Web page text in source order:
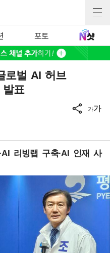
포토
로벌 AI 허브
표
가가
리빙랩 구축·AI 인재 사